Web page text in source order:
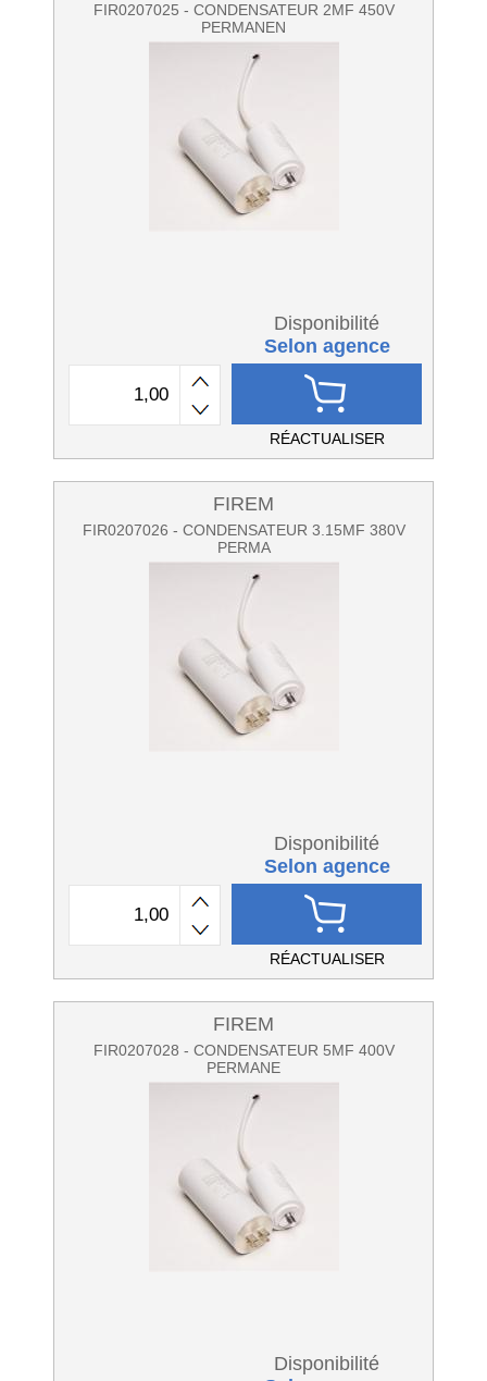
FIR0207025 - CONDENSATEUR 2MF 450V
PERMANEN
Disponibilité
Selon agence
RÉACTUALISER
FIREM
FIR0207026 - CONDENSATEUR 3.15MF 380V
PERMA
Disponibilité
Selon agence
RÉACTUALISER
FIREM
FIR0207028 - CONDENSATEUR 5MF 400V
PERMANE
Disponibilité